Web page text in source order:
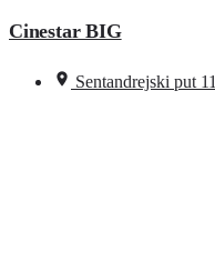
Cinestar BIG
Sentandrejski put 11